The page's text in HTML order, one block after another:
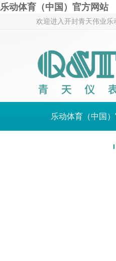
乐动体育（中国）官方网站
欢迎进入开封青天伟业乐
乐动体育（中国